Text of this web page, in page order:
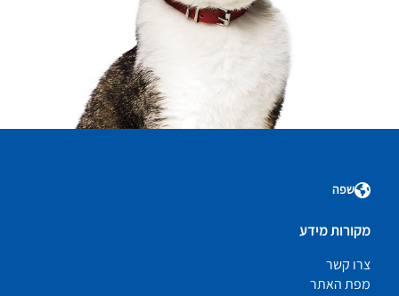
שפה
מקורות מידע
צרו קשר
מפת האתר